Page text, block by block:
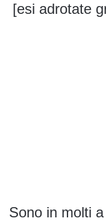
[esi adrotate
Sono in molti